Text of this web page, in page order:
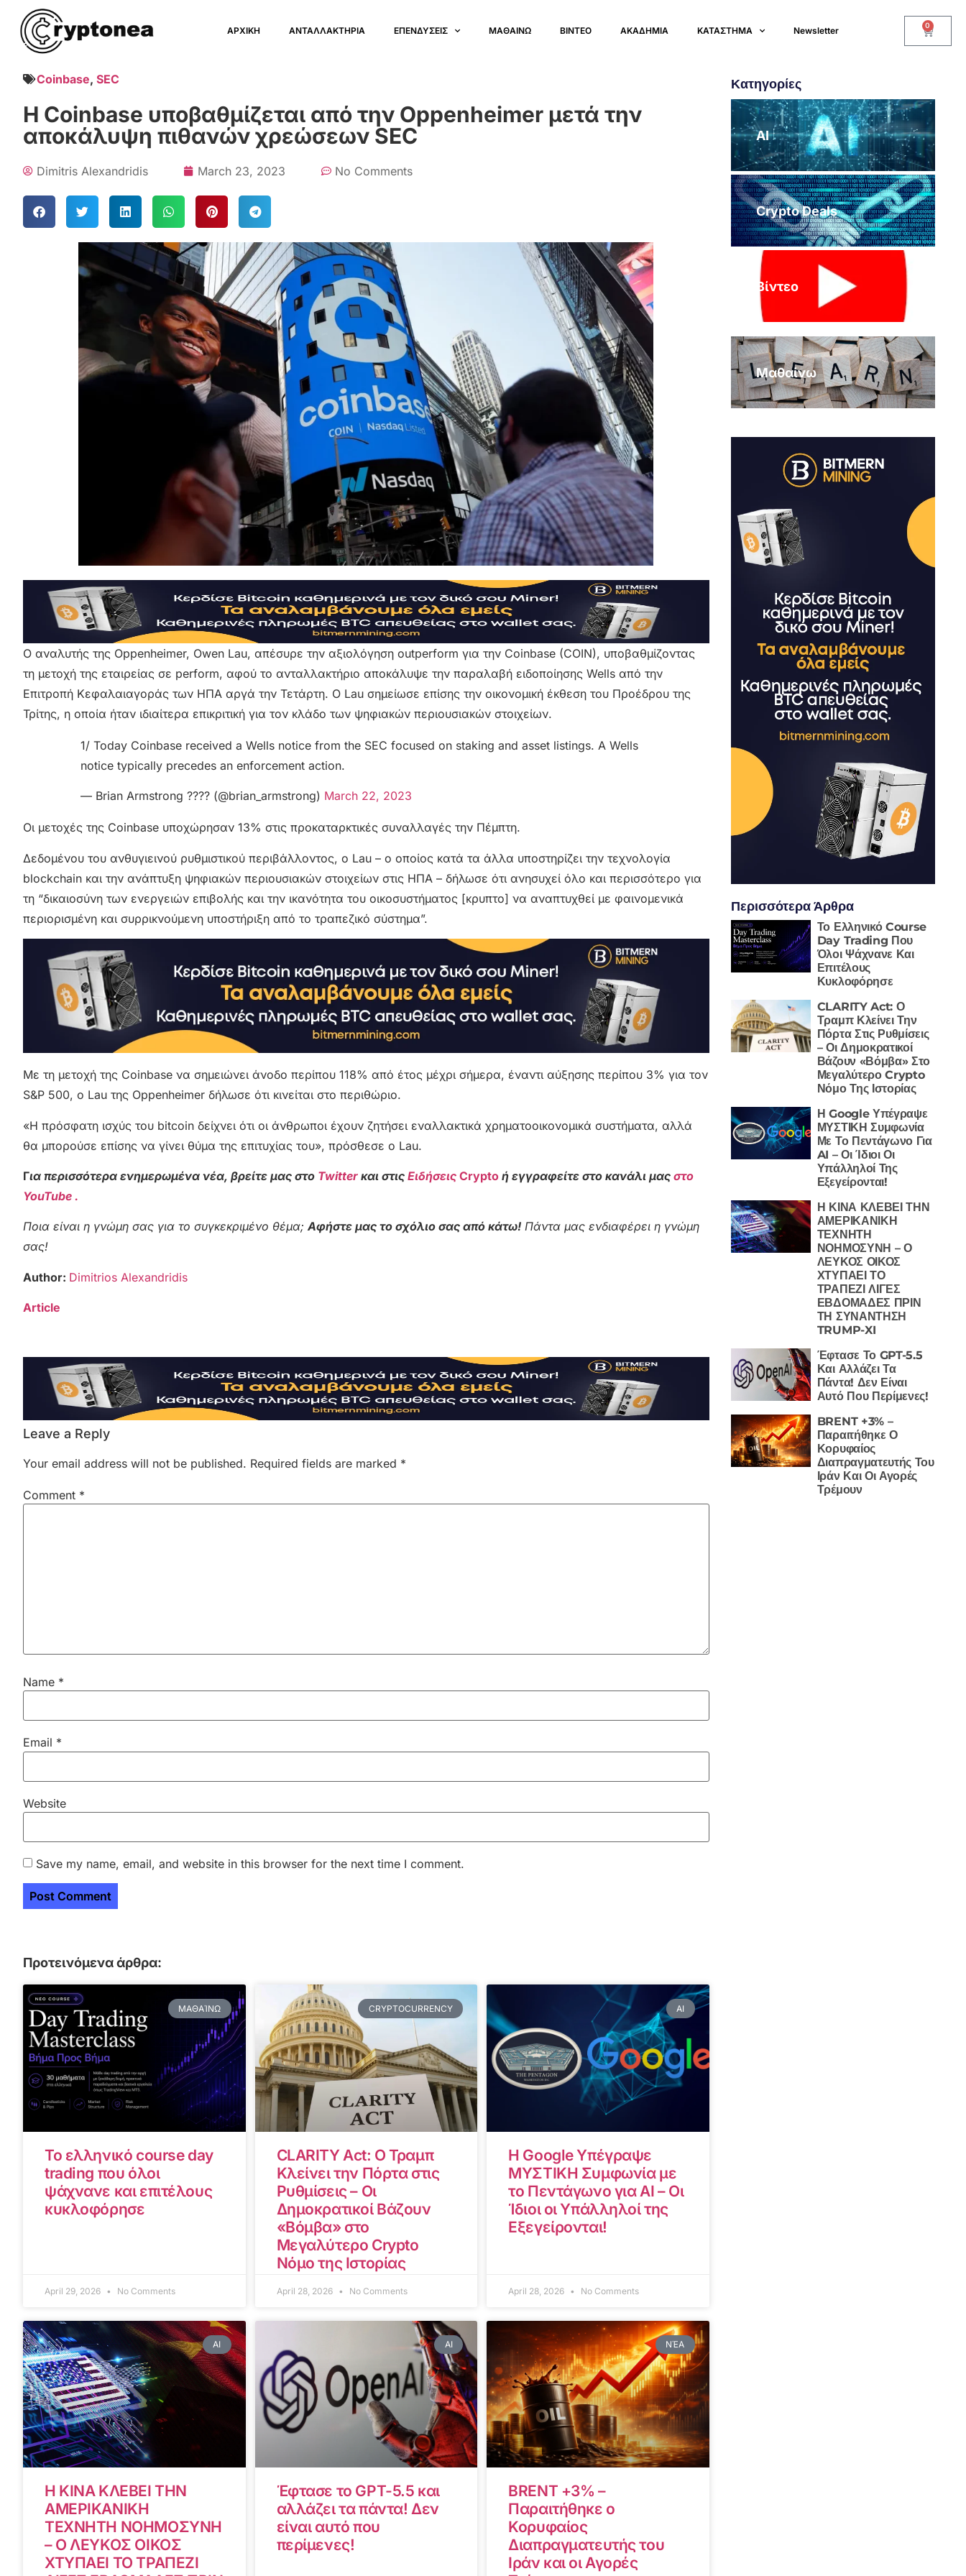
ΑΡΧΙΚΗ ΑΝΤΑΛΛΑΚΤΗΡΙΑ ΕΠΕΝΔΥΣΕΙΣ ΜΑΘΑΙΝΩ ΒΙΝΤΕΟ ΑΚΑΔΗΜΙΑ ΚΑΤΑΣΤΗΜΑ Newsletter 0
Coinbase, SEC
Η Coinbase υποβαθμίζεται από την Oppenheimer μετά την
αποκάλυψη πιθανών χρεώσεων SEC
Dimitris Alexandridis March 23, 2023 No Comments
Ο αναλυτής της Oppenheimer, Owen Lau, απέσυρε την αξιολόγηση outperform για την Coinbase (COIN), υποβαθμίζοντας
τη μετοχή της εταιρείας σε perform, αφού το ανταλλακτήριο αποκάλυψε την παραλαβή ειδοποίησης Wells από την
Επιτροπή Κεφαλαιαγοράς των ΗΠΑ αργά την Τετάρτη. Ο Lau σημείωσε επίσης την οικονομική έκθεση του Προέδρου της
Τρίτης, η οποία ήταν ιδιαίτερα επικριτική για τον κλάδο των ψηφιακών περιουσιακών στοιχείων.
1/ Today Coinbase received a Wells notice from the SEC focused on staking and asset listings. A Wells
notice typically precedes an enforcement action.
— Brian Armstrong ????️ (@brian_armstrong) March 22, 2023
Οι μετοχές της Coinbase υποχώρησαν 13% στις προκαταρκτικές συναλλαγές την Πέμπτη.
Δεδομένου του ανθυγιεινού ρυθμιστικού περιβάλλοντος, ο Lau – ο οποίος κατά τα άλλα υποστηρίζει την τεχνολογία
blockchain και την ανάπτυξη ψηφιακών περιουσιακών στοιχείων στις ΗΠΑ – δήλωσε ότι ανησυχεί όλο και περισσότερο για
τη “δικαιοσύνη των ενεργειών επιβολής και την ικανότητα του οικοσυστήματος [κρυπτο] να αναπτυχθεί με φαινομενικά
περιορισμένη και συρρικνούμενη υποστήριξη από το τραπεζικό σύστημα”.
Με τη μετοχή της Coinbase να σημειώνει άνοδο περίπου 118% από έτος μέχρι σήμερα, έναντι αύξησης περίπου 3% για τον
S&P 500, ο Lau της Oppenheimer δήλωσε ότι κινείται στο περιθώριο.
«Η πρόσφατη ισχύς του bitcoin δείχνει ότι οι άνθρωποι έχουν ζητήσει εναλλακτικά χρηματοοικονομικά συστήματα, αλλά
θα μπορούσε επίσης να γίνει θύμα της επιτυχίας του», πρόσθεσε ο Lau.
Για περισσότερα ενημερωμένα νέα, βρείτε μας στο Twitter και στις Ειδήσεις Crypto ή εγγραφείτε στο κανάλι μας στο
YouTube .
Ποια είναι η γνώμη σας για το συγκεκριμένο θέμα;Αφήστε μας το σχόλιο σας από κάτω! Πάντα μας ενδιαφέρει η γνώμη
σας!
Author: Dimitrios Alexandridis
Article
Leave a Reply
Your email address will not be published. Required fields are marked *
Comment *
Name *
Email *
Website
Save my name, email, and website in this browser for the next time I comment.
Προτεινόμενα άρθρα:
ΜΑΘΑΊΝΩ
Το ελληνικό course day
trading που όλοι
ψάχνανε και επιτέλους
κυκλοφόρησε
April 29, 2026 No Comments
CRYPTOCURRENCY
CLARITY Act: Ο Τραμπ
Κλείνει την Πόρτα στις
Ρυθμίσεις – Οι
Δημοκρατικοί Βάζουν
«Βόμβα» στο
Μεγαλύτερο Crypto
Νόμο της Ιστορίας
April 28, 2026 No Comments
AI
Η Google Υπέγραψε
ΜΥΣΤΙΚΗ Συμφωνία με
το Πεντάγωνο για AI – Οι
Ίδιοι οι Υπάλληλοί της
Εξεγείρονται!
April 28, 2026 No Comments
AI
Η ΚΙΝΑ ΚΛΕΒΕΙ ΤΗΝ
ΑΜΕΡΙΚΑΝΙΚΗ
ΤΕΧΝΗΤΗ ΝΟΗΜΟΣΥΝΗ
– Ο ΛΕΥΚΟΣ ΟΙΚΟΣ
ΧΤΥΠΑΕΙ ΤΟ ΤΡΑΠΕΖΙ
AI
Έφτασε το GPT-5.5 και
αλλάζει τα πάντα! Δεν
είναι αυτό που
περίμενες!
ΝΈΑ
BRENT +3% –
Παραιτήθηκε ο
Κορυφαίος
Διαπραγματευτής του
Ιράν και οι Αγορές
Κατηγορίες
AI
Crypto Deals
Βίντεο
Μαθαίνω
Περισσότερα Άρθρα
Το Ελληνικό Course
Day Trading Που
Όλοι Ψάχνανε Και
Επιτέλους
Κυκλοφόρησε
CLARITY Act: Ο
Τραμπ Κλείνει Την
Πόρτα Στις Ρυθμίσεις
– Οι Δημοκρατικοί
Βάζουν «Βόμβα» Στο
Μεγαλύτερο Crypto
Νόμο Της Ιστορίας
Η Google Υπέγραψε
ΜΥΣΤΙΚΗ Συμφωνία
Με Το Πεντάγωνο Για
AI – Οι Ίδιοι Οι
Υπάλληλοί Της
Εξεγείρονται!
Η ΚΙΝΑ ΚΛΕΒΕΙ ΤΗΝ
ΑΜΕΡΙΚΑΝΙΚΗ
ΤΕΧΝΗΤΗ
ΝΟΗΜΟΣΥΝΗ – Ο
ΛΕΥΚΟΣ ΟΙΚΟΣ
ΧΤΥΠΑΕΙ ΤΟ
ΤΡΑΠΕΖΙ ΛΙΓΕΣ
ΕΒΔΟΜΑΔΕΣ ΠΡΙΝ
ΤΗ ΣΥΝΑΝΤΗΣΗ
TRUMP-XI
Έφτασε Το GPT-5.5
Και Αλλάζει Τα
Πάντα! Δεν Είναι
Αυτό Που Περίμενες!
BRENT +3% –
Παραιτήθηκε Ο
Κορυφαίος
Διαπραγματευτής Του
Ιράν Και Οι Αγορές
Τρέμουν